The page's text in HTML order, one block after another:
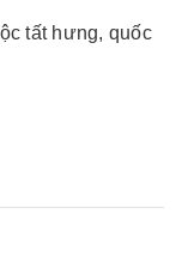
tất hưng, quốc